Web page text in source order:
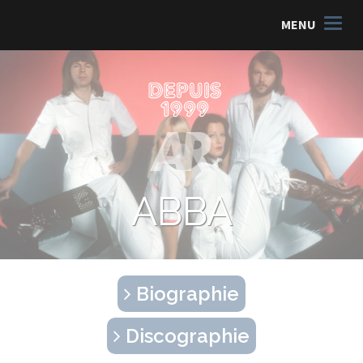
MENU
ABBA
Biographie
Discographie